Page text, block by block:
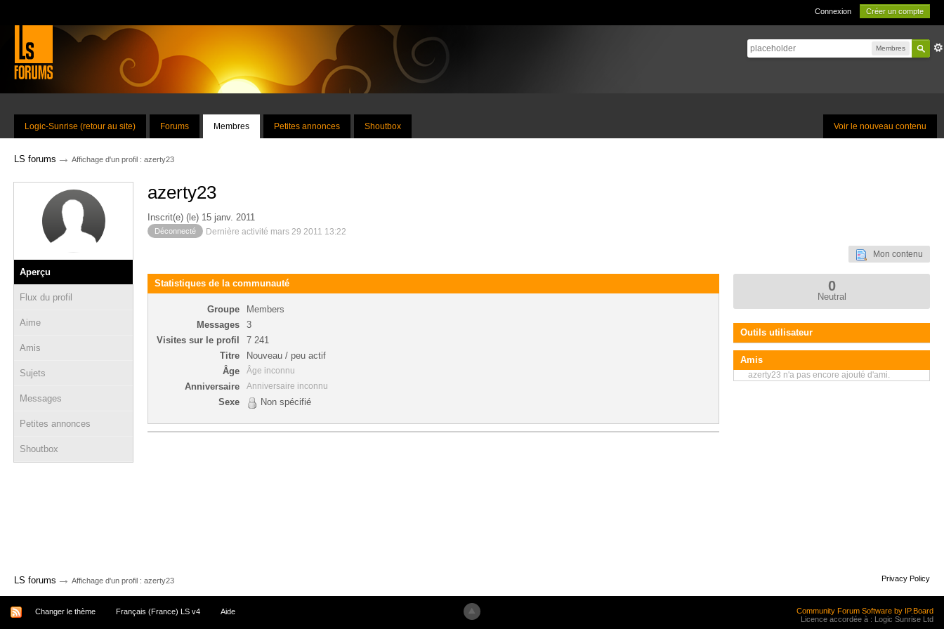
Connexion Créer un compte
Membres
Voir le nouveau contenu
Logic-Sunrise (retour au site) Forums Membres Petites annonces Shoutbox
LS forums → Affichage d'un profil : azerty23
Aperçu
Flux du profil
Aime
Amis
Sujets
Messages
Petites annonces
Shoutbox
azerty23
Inscrit(e) (le) 15 janv. 2011
Déconnecté Dernière activité mars 29 2011 13:22
Mon contenu
Statistiques de la communauté
Groupe
Members
Messages
3
Visites sur le profil
7 241
Titre
Nouveau / peu actif
Âge
Âge inconnu
Anniversaire Anniversaire inconnu
Sexe Non spécifié
0
Neutral
Outils utilisateur
Amis
azerty23 n'a pas encore ajouté d'ami.
LS forums → Affichage d'un profil : azerty23 Privacy Policy
Changer le thème Français (France) LS v4 Aide
Community Forum Software by IP.Board
Licence accordée à : Logic Sunrise Ltd